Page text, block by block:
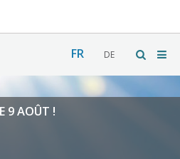
FR DE
9 AOÛT !